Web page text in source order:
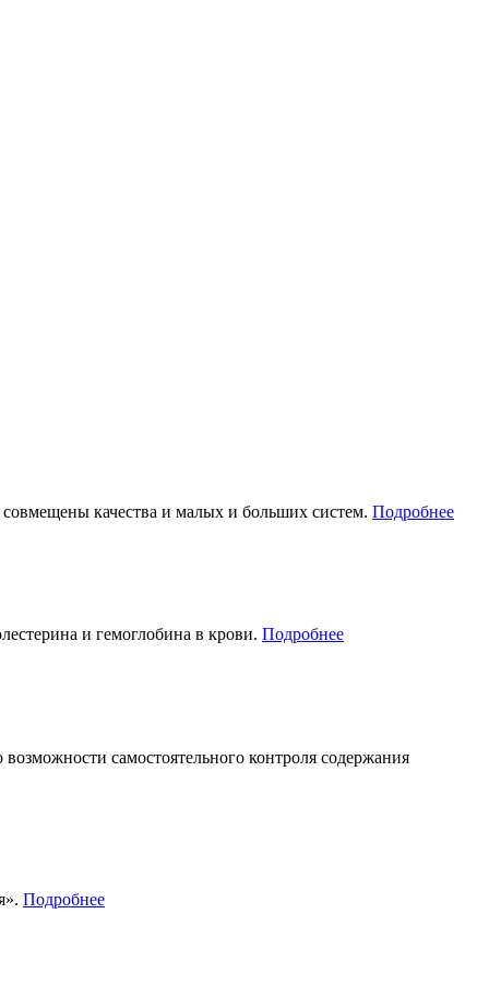
качества и малых и больших систем. Подробнее
и гемоглобина в крови. Подробнее
самостоятельного контроля содержания
Подробнее